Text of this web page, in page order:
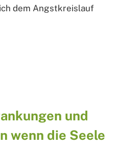
dem Angstkreislauf
und
wenn die Seele